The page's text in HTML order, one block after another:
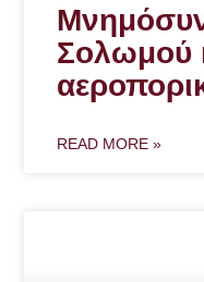
Σολωμού
READ MORE »